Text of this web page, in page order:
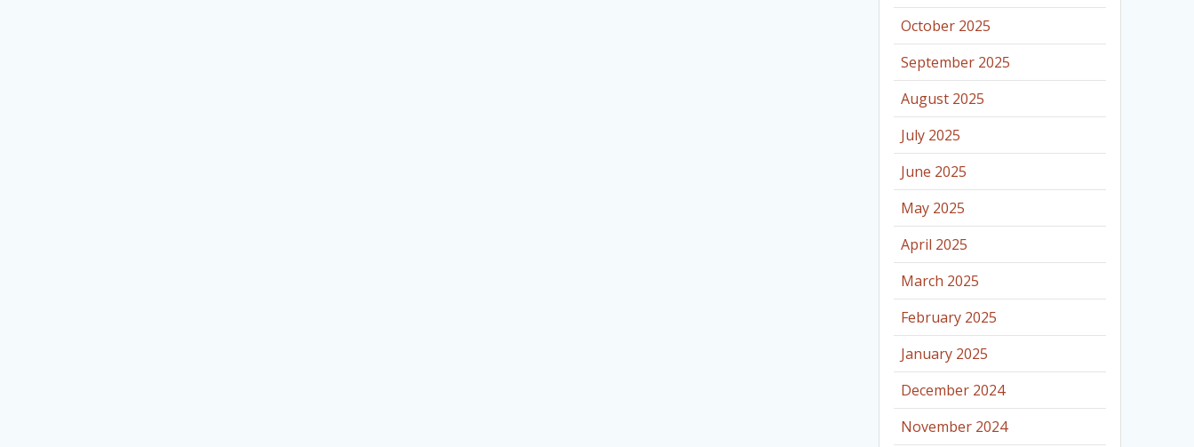
October 2025
September 2025
August 2025
July 2025
June 2025
May 2025
April 2025
March 2025
February 2025
January 2025
December 2024
November 2024